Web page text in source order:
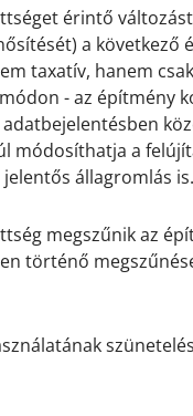
érintő
a következő
taxatív, hanem
- az építmény
módosíthatja a
állagromlás is.
megszűnik az
történő